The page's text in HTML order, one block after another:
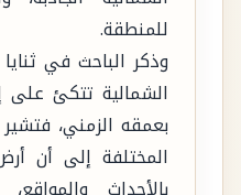
للمنطقة.
وذكر الباحث في
الشمالية تتكئ على
بعمقه الزمني،
المختلفة إلى أن